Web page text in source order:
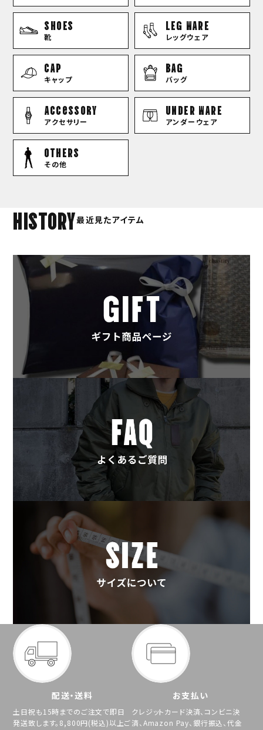
SHOES
靴
LEG WARE
レッグウェア
CAP
キャップ
BAG
バッグ
Accessory
アクセサリー
UNDER WARE
アンダーウェア
OTHERS
その他
HISTORY最近見たアイテム
配送・送料
土日祝も15時までのご注文で即日
発送致します。8,800円(税込)以上ご
お支払い
クレジットカード決済、コンビニ決
済、Amazon Pay、銀行振込、代金